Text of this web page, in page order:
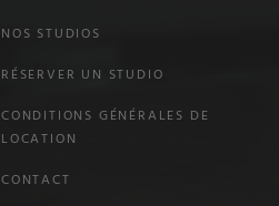
NOS STUDIOS
RÉSERVER UN STUDIO
CONDITIONS GÉNÉRALES DE
LOCATION
CONTACT